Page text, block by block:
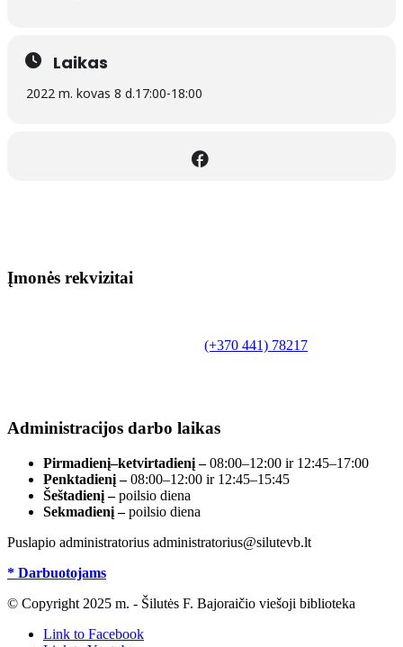
Laikas
2022 m. kovas 8 d.17:00-18:00
Įmonės rekvizitai
(+370 441) 78217
Administracijos darbo laikas
Pirmadienį–ketvirtadienį –08:00–12:00 ir 12:45–17:00
Penktadienį –08:00–12:00 ir 12:45–15:45
Šeštadienį –poilsio diena
Sekmadienį –poilsio diena
Puslapio administratorius administratorius@silutevb.lt
* Darbuotojams
© Copyright 2025 m. - Šilutės F. Bajoraičio viešoji biblioteka
Link to Facebook